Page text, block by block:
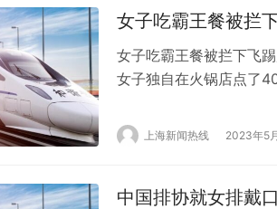
女子吃霸王餐被拦
女子吃霸王餐被拦下飞
女子独自在火锅店点了
候，店员提醒女子买单
上海新闻热线 2023年5
中国排协就女排戴